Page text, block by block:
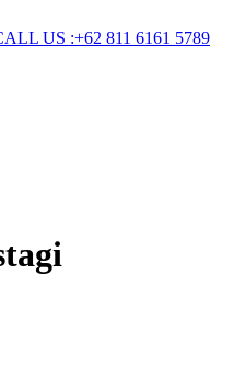
US :+62 811 6161 5789